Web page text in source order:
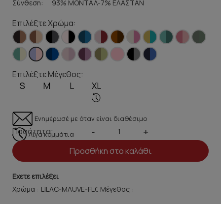
Σύνθεση:
93% ΜΟΝΤΑΛ-7% ΕΛΑΣΤΑΝ
Επιλέξτε Χρώμα:
Επιλέξτε Μέγεθος:
S M L XL
Ενημέρωσέ με όταν είναι διαθέσιμο
Λίγα κομμάτια
Ποσότητα: - +
Προσθήκη στο καλάθι
Εχετε επιλέξει
Χρώμα :
Μέγεθος :